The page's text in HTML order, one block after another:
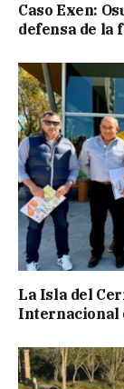
Caso Exen:
defensa de la
La Isla del
Internacional